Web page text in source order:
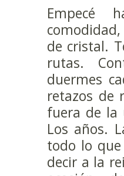
Empecé
de cristal.
rutas.
duermes
retazos de
fuera de la
Los años.
todo lo
decir a la